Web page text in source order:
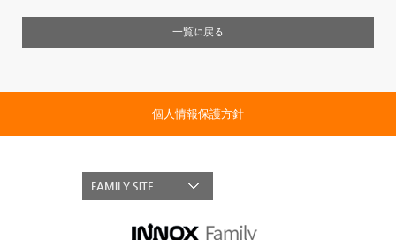
一覧に戻る
個人情報保護方針
FAMILY SITE